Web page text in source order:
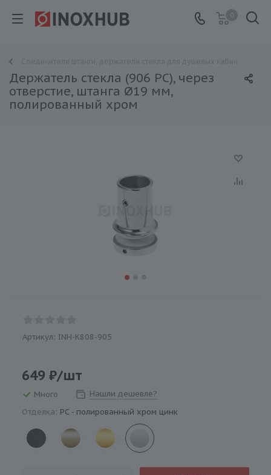
0
Держатель стекла (906 PC), через
отверстие, штанга Ø19 мм,
полированный хром
Артикул: INH-K808-905
649 ₽/шт
Много
Нашли дешевле?
Отделка: PC - полированный хром цинк